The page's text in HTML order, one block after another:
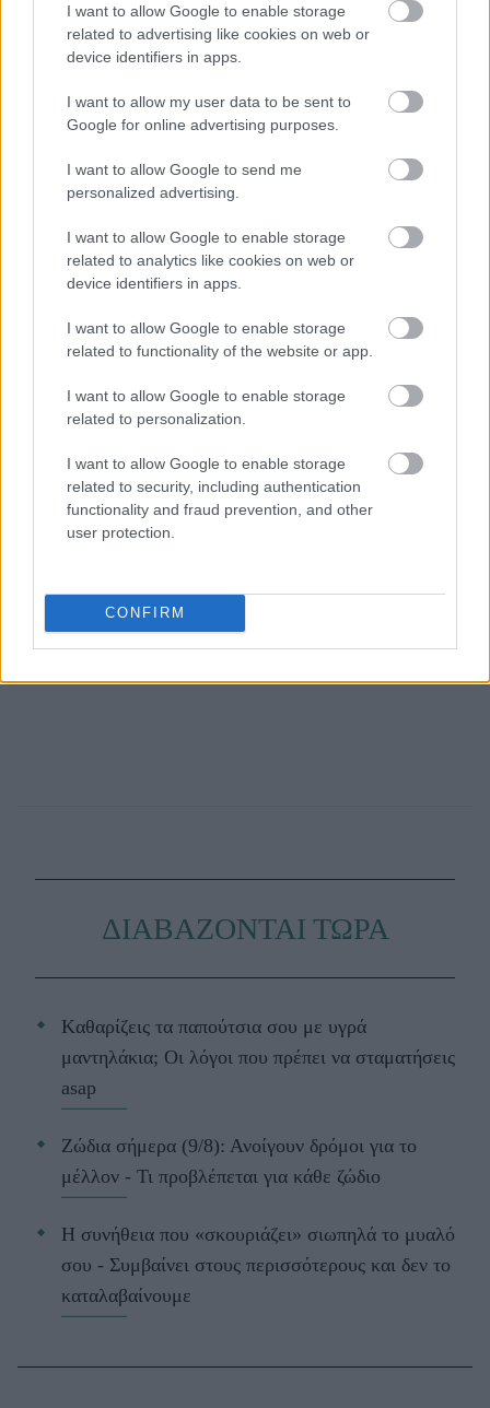
I want to allow Google to enable storage
related to advertising like cookies on web or
device identifiers in apps.
I want to allow my user data to be sent to
Google for online advertising purposes.
I want to allow Google to send me
personalized advertising.
I want to allow Google to enable storage
related to analytics like cookies on web or
device identifiers in apps.
I want to allow Google to enable storage
related to functionality of the website or app.
I want to allow Google to enable storage
related to personalization.
I want to allow Google to enable storage
related to security, including authentication
functionality and fraud prevention, and other
user protection.
CONFIRM
ΔΙΑΒΑΖΟΝΤΑΙ ΤΩΡΑ
Kαθαρίζεις τα παπούτσια σου με υγρά
μαντηλάκια; Οι λόγοι που πρέπει να σταματήσεις
asap
Ζώδια σήμερα (9/8): Ανοίγουν δρόμοι για το
μέλλον - Τι προβλέπεται για κάθε ζώδιο
Η συνήθεια που «σκουριάζει» σιωπηλά το μυαλό
σου - Συμβαίνει στους περισσότερους και δεν το
καταλαβαίνουμε